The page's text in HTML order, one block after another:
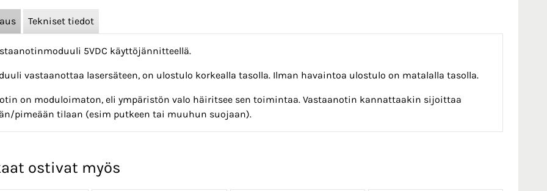
Tekniset tiedot
5VDC käyttöjännitteellä.
vastaanottaa lasersäteen, on ulostulo korkealla tasolla. Ilman havaintoa ulostulo on matalalla tasolla.
on moduloimaton, eli ympäristön valo häiritsee sen toimintaa. Vastaanotin kannattaakin sijoittaa
pimeään tilaan (esim putkeen tai muuhun suojaan).
ostivat myös